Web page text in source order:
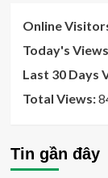
Online
Today's
Last 30 Days
Total Views:
Tin gần đây